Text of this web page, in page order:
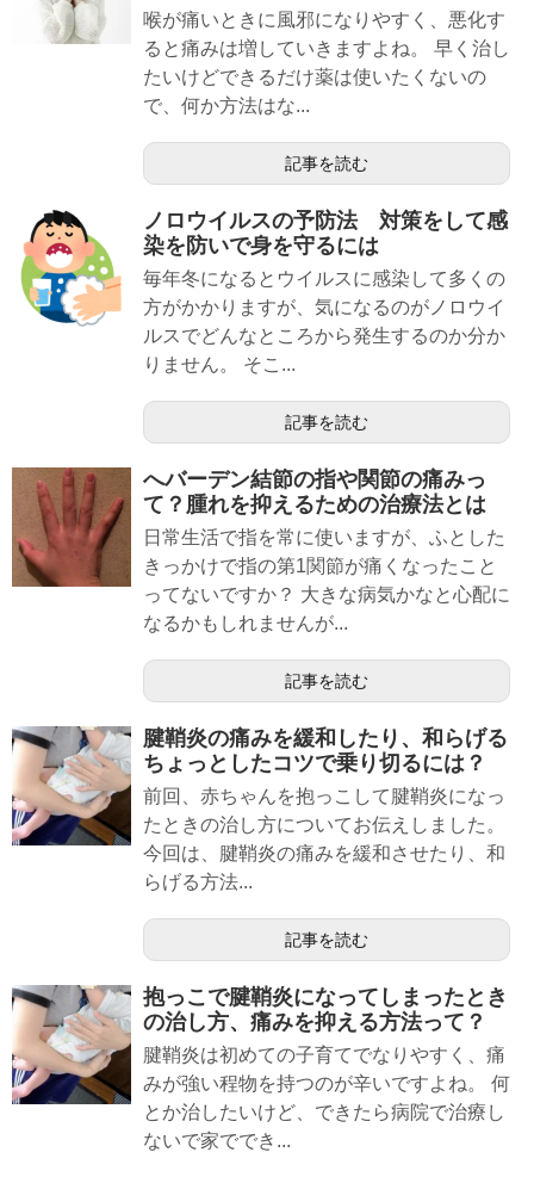
喉が痛いときに風邪になりやすく、悪化す
ると痛みは増していきますよね。 早く治し
たいけどできるだけ薬は使いたくないの
で、何か方法はな...
記事を読む
ノロウイルスの予防法 対策をして感
染を防いで身を守るには
毎年冬になるとウイルスに感染して多くの
方がかかりますが、気になるのがノロウイ
ルスでどんなところから発生するのか分か
りません。 そこ...
記事を読む
へバーデン結節の指や関節の痛みっ
て？腫れを抑えるための治療法とは
日常生活で指を常に使いますが、ふとした
きっかけで指の第1関節が痛くなったこと
ってないですか？ 大きな病気かなと心配に
なるかもしれませんが...
記事を読む
腱鞘炎の痛みを緩和したり、和らげる
ちょっとしたコツで乗り切るには？
前回、赤ちゃんを抱っこして腱鞘炎になっ
たときの治し方についてお伝えしました。
今回は、腱鞘炎の痛みを緩和させたり、和
らげる方法...
記事を読む
抱っこで腱鞘炎になってしまったとき
の治し方、痛みを抑える方法って？
腱鞘炎は初めての子育てでなりやすく、痛
みが強い程物を持つのが辛いですよね。 何
とか治したいけど、できたら病院で治療し
ないで家ででき...